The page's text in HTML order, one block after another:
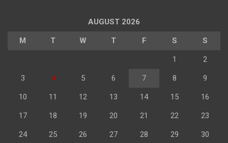
AUGUST 2026
M T W T F S S
1 2
3 4 5 6 7 8 9
10 11 12 13 14 15 16
17 18 19 20 21 22 23
24 25 26 27 28 29 30